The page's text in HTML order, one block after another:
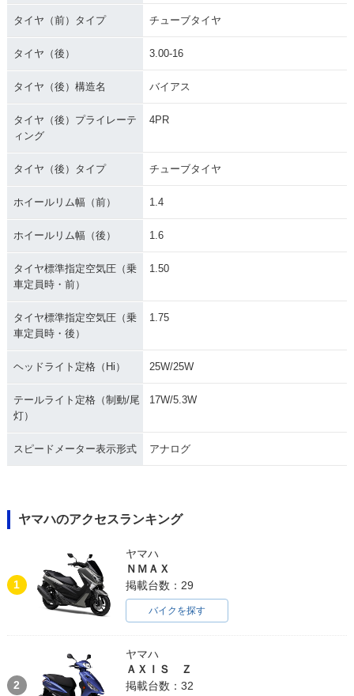
タイヤ（前）タイプ チューブタイヤ
タイヤ（後） 3.00-16
タイヤ（後）構造名 バイアス
タイヤ（後）プライレーテ
ィング
4PR
タイヤ（後）タイプ チューブタイヤ
ホイールリム幅（前） 1.4
ホイールリム幅（後） 1.6
タイヤ標準指定空気圧（乗
車定員時・前）
1.50
タイヤ標準指定空気圧（乗
車定員時・後）
1.75
ヘッドライト定格（Hi） 25W/25W
テールライト定格（制動/尾
灯）
17W/5.3W
スピードメーター表示形式 アナログ
ヤマハのアクセスランキング
1
ヤマハ
ＮＭＡＸ
掲載台数：29
バイクを探す
2
ヤマハ
ＡＸＩＳ Ｚ
掲載台数：32